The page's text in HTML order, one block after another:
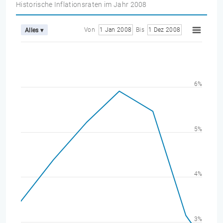
Historische Inflationsraten im Jahr 2008
Alles ▾ Von 1 Jan 2008 Bis 1 Dez 2008
3%
4%
5%
6%